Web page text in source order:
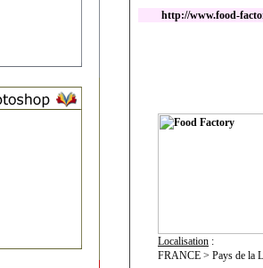
http://www.food-
Localisation :
FRANCE > Pays de la